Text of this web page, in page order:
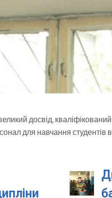
досвід,
для навчання студентів